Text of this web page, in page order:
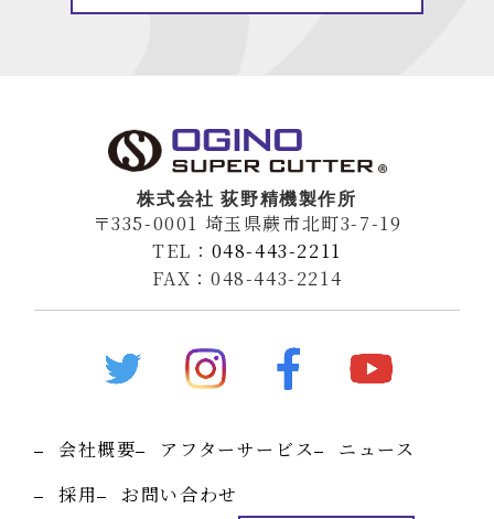
株式会社 荻野精機製作所
〒335-0001 埼玉県蕨市北町3-7-19
TEL： 048-443-2211
FAX：048-443-2214
会社概要 アフターサービス
ニュース
採用
お問い合わせ